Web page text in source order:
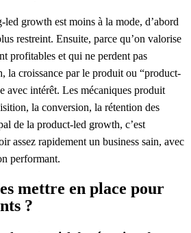
led growth est moins à la mode, d’abord
restreint. Ensuite, parce qu’on valorise
profitables et qui ne perdent pas
la croissance par le produit ou “product-
avec intérêt. Les mécaniques produit
la conversion, la rétention des
de la product-led growth, c’est
assez rapidement un business sain, avec
performant.
mettre en place pour
?